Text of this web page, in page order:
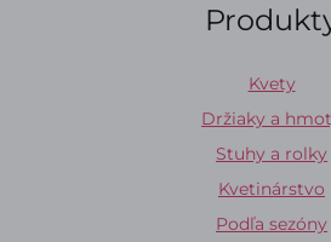
Kvety
Držiaky a
Stuhy a rolky
Kvetinárstvo
Podľa sezóny